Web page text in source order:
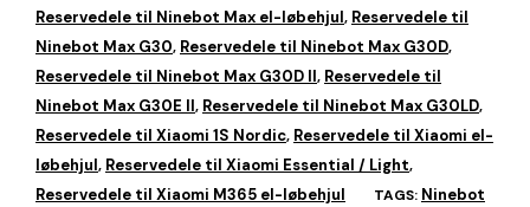
Reservedele til Ninebot Max el-løbehjul, Reservedele til
Ninebot Max G30, Reservedele til Ninebot Max G30D,
Reservedele til Ninebot Max G30D II, Reservedele til
Ninebot Max G30E II, Reservedele til Ninebot Max G30LD,
Reservedele til Xiaomi 1S Nordic, Reservedele til Xiaomi el-
løbehjul, Reservedele til Xiaomi Essential / Light,
Reservedele til Xiaomi M365 el-løbehjul TAGS: Ninebot